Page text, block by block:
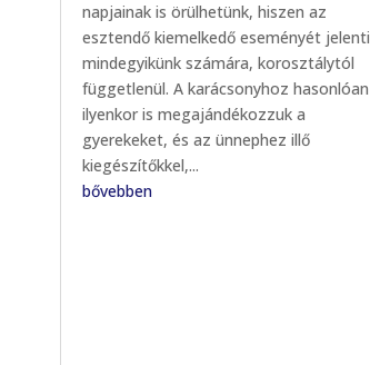
napjainak is örülhetünk, hiszen az
esztendő kiemelkedő eseményét jelenti
mindegyikünk számára, korosztálytól
függetlenül. A karácsonyhoz hasonlóan
ilyenkor is megajándékozzuk a
gyerekeket, és az ünnephez illő
kiegészítőkkel,...
bővebben